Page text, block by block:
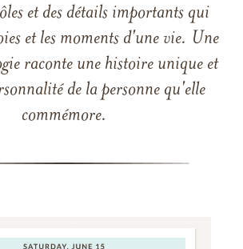
et des détails importants qui
et les moments d'une vie. Une
raconte une histoire unique et
de la personne qu'elle
commémore.